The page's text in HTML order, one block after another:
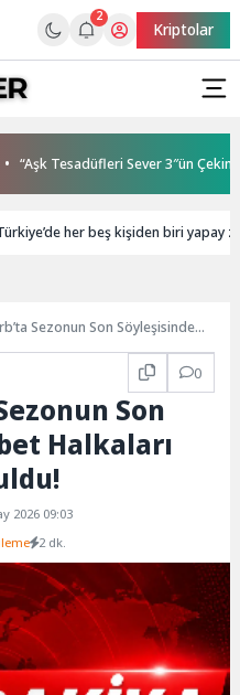
2
Kriptolar
“Aşk Tesadüfleri Sever 3″ün Çekimleri
her beş kişiden biri yapay
Sezonun Son Söyleşisinde
0
Son
Halkaları
2026 09:03
2 dk.